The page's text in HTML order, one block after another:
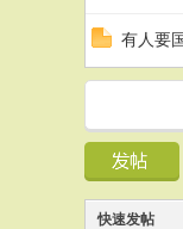
有人要
快速发帖